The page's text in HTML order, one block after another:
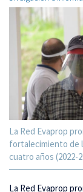
La Red Evaprop
fortalecimiento de
cuatro años (2022-
La Red Evaprop